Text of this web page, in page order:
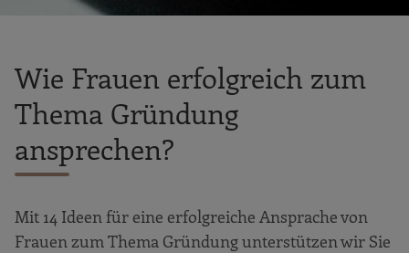
Wie Frauen erfolgreich zum
Thema Gründung
ansprechen?
Mit 14 Ideen für eine erfolgreiche Ansprache von
Frauen zum Thema Gründung unterstützen wir Sie